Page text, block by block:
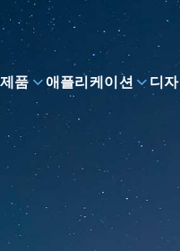
제품 애플리케이션 디